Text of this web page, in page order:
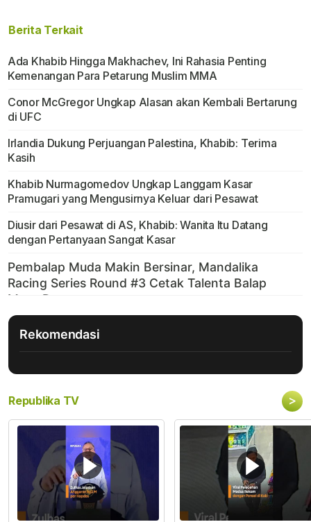
Berita Terkait
Ada Khabib Hingga Makhachev, Ini Rahasia Penting
Kemenangan Para Petarung Muslim MMA
Conor McGregor Ungkap Alasan akan Kembali Bertarung
di UFC
Irlandia Dukung Perjuangan Palestina, Khabib: Terima
Kasih
Khabib Nurmagomedov Ungkap Langgam Kasar
Pramugari yang Mengusirnya Keluar dari Pesawat
Diusir dari Pesawat di AS, Khabib: Wanita Itu Datang
dengan Pertanyaan Sangat Kasar
Rekomendasi
Republika TV >